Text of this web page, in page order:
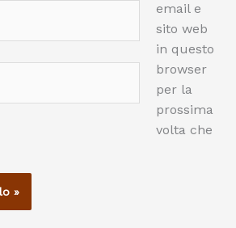
email e
sito web
in questo
browser
per la
prossima
volta che